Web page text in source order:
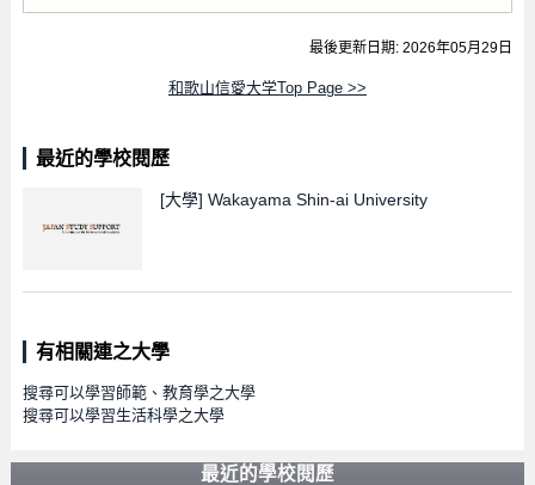
最後更新日期: 2026年05月29日
和歌山信愛大学Top Page >>
最近的學校閱歷
[大學] Wakayama Shin-ai University
有相關連之大學
搜尋可以學習師範、教育學之大學
搜尋可以學習生活科學之大學
最近的學校閱歷